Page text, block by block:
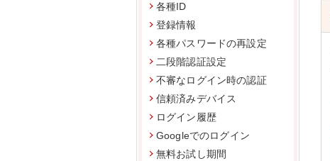
各種ID
登録情報
各種パスワードの再設定
二段階認証設定
不審なログイン時の認証
信頼済みデバイス
ログイン履歴
Googleでのログイン
無料お試し期間